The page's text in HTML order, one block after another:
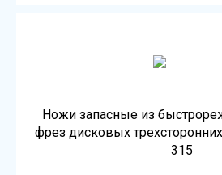
Ножи запасные из
фрез дисковых
315